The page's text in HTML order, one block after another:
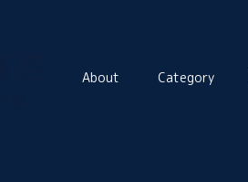
About Category